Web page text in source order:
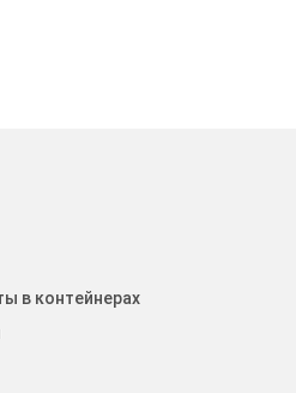
в контейнерах